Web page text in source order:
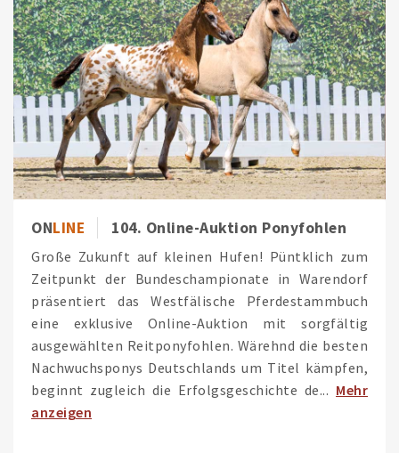
ONLINE 104. Online-Auktion Ponyfohlen
Große Zukunft auf kleinen Hufen! Püntklich zum
Zeitpunkt der Bundeschampionate in Warendorf
präsentiert das Westfälische Pferdestammbuch
eine exklusive Online-Auktion mit sorgfältig
ausgewählten Reitponyfohlen. Wärehnd die besten
Nachwuchsponys Deutschlands um Titel kämpfen,
beginnt zugleich die Erfolgsgeschichte de... Mehr
anzeigen